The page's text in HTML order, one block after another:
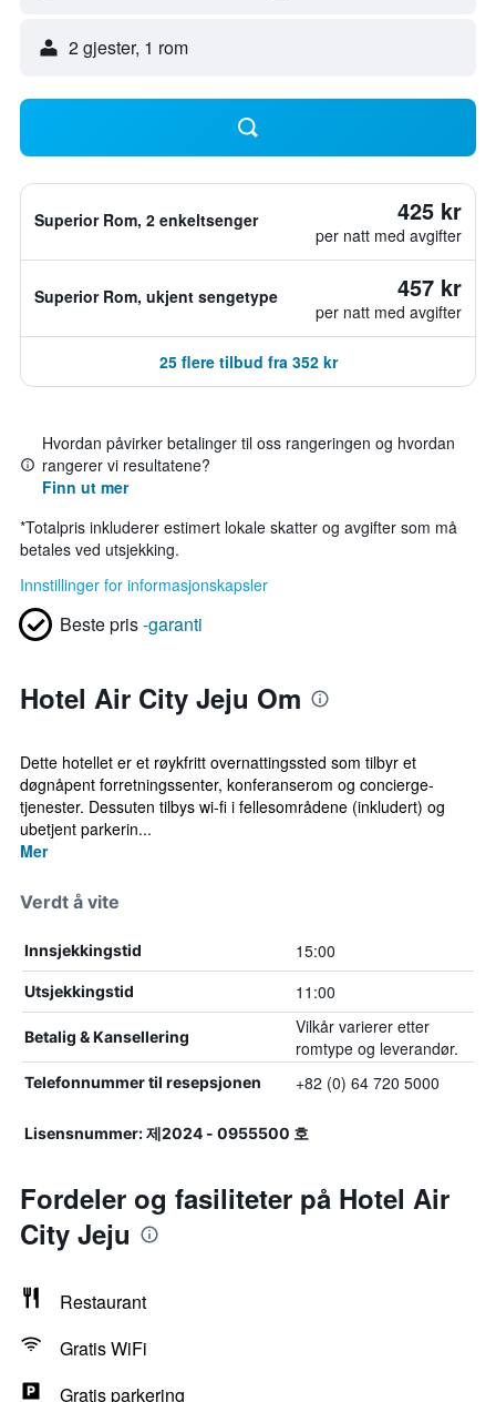
2 gjester, 1 rom
Superior Rom, 2 enkeltsenger 425 kr
per natt med avgifter
Superior Rom, ukjent sengetype 457 kr
per natt med avgifter
25 flere tilbud fra 352 kr
Hvordan påvirker betalinger til oss rangeringen og hvordan
rangerer vi resultatene?
Finn ut mer
*Totalpris inkluderer estimert lokale skatter og avgifter som må
betales ved utsjekking.
Innstillinger for informasjonskapsler
Beste pris-garanti
Hotel Air City Jeju Om
Dette hotellet er et røykfritt overnattingssted som tilbyr et
døgnåpent forretningssenter, konferanserom og concierge-
tjenester. Dessuten tilbys wi-fi i fellesområdene (inkludert) og
ubetjent parkerin...
Mer
Verdt å vite
Innsjekkingstid 15:00
Utsjekkingstid 11:00
Betalig & Kansellering
Vilkår varierer etter
romtype og leverandør.
Telefonnummer til resepsjonen +82 (0) 64 720 5000
Lisensnummer: 제2024 - 0955500 호
Fordeler og fasiliteter på Hotel Air
City Jeju
Restaurant
Gratis WiFi
Gratis parkering